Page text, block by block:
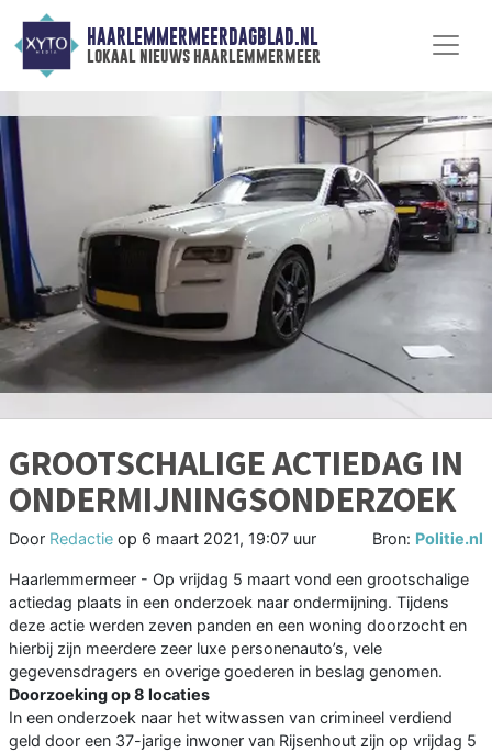
HAARLEMMERMEERDAGBLAD.NL
lokaal nieuws haarlemmermeer
GROOTSCHALIGE ACTIEDAG IN
ONDERMIJNINGSONDERZOEK
Door Redactie op 6 maart 2021, 19:07 uur Bron: Politie.nl
Haarlemmermeer - Op vrijdag 5 maart vond een grootschalige
actiedag plaats in een onderzoek naar ondermijning. Tijdens
deze actie werden zeven panden en een woning doorzocht en
hierbij zijn meerdere zeer luxe personenauto’s, vele
gegevensdragers en overige goederen in beslag genomen.
Doorzoeking op 8 locaties
In een onderzoek naar het witwassen van crimineel verdiend
geld door een 37-jarige inwoner van Rijsenhout zijn op vrijdag 5